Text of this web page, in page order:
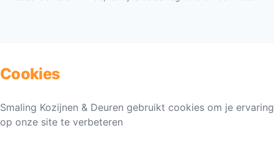
Cookies
Smaling Kozijnen & Deuren gebruikt cookies om je ervaring
op onze site te verbeteren